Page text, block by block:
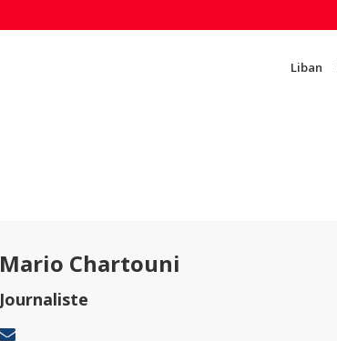
Liban
Mario Chartouni
Journaliste